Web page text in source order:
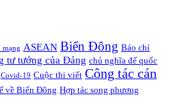
mạng ASEAN Biển Đông Báo chí
tư tưởng của Đảng chủ nghĩa đế quốc
Covid-19 Cuộc thi viết Công tác cán
về Biển Đông Hợp tác song phương